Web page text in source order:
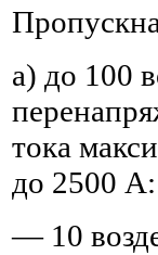
а) до 100
тока
до 2500 А:
— 10